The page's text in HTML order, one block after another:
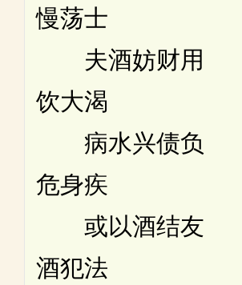
慢荡士
夫酒妨财用
饮大渴
病水兴债负
危身疾
或以酒结友
酒犯法